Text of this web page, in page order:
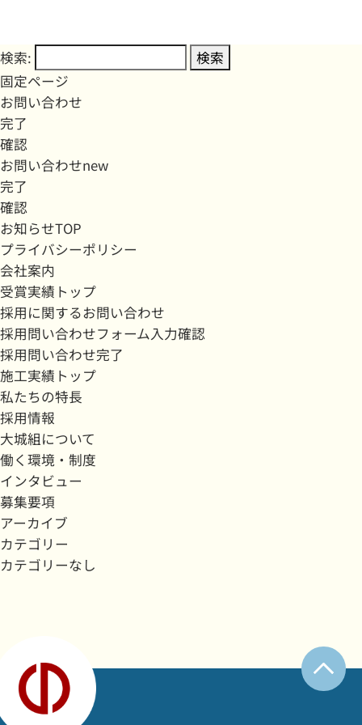
検索:
固定ページ
お問い合わせ
完了
確認
お問い合わせnew
完了
確認
お知らせTOP
プライバシーポリシー
会社案内
受賞実績トップ
採用に関するお問い合わせ
採用問い合わせフォーム入力確認
採用問い合わせ完了
施工実績トップ
私たちの特長
採用情報
大城組について
働く環境・制度
インタビュー
募集要項
アーカイブ
カテゴリー
カテゴリーなし